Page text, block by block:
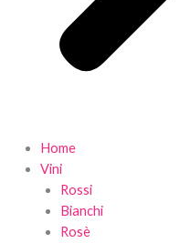
Home
Vini
Rossi
Bianchi
Rosè